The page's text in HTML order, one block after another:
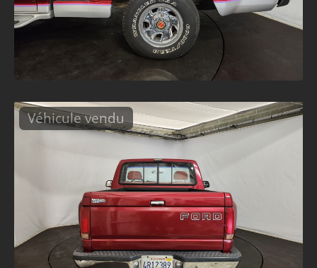
Véhicule vendu